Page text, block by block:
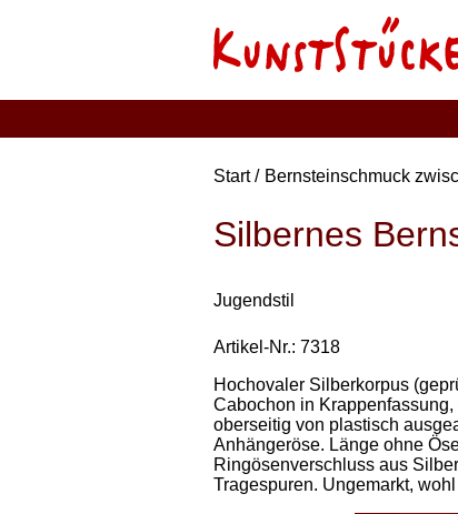
Start Bernsteinschmuck
Silbernes
Jugendstil
Artikel-Nr.: 7318
Hochovaler Silberkorpus
Cabochon in
oberseitig von plastisch
Anhängeröse. Länge ohne
Ringösenverschluss aus
Tragespuren. Ungemarkt,